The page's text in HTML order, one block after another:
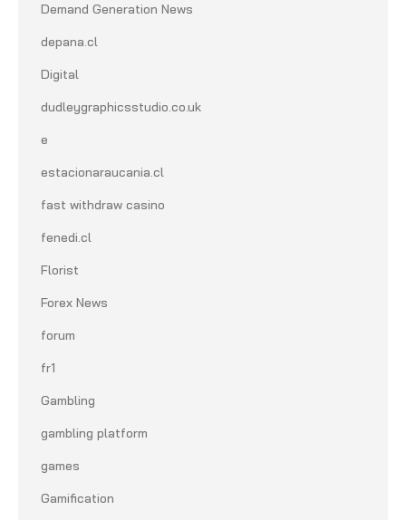
Demand Generation News
depana.cl
Digital
dudleygraphicsstudio.co.uk
e
estacionaraucania.cl
fast withdraw casino
fenedi.cl
Florist
Forex News
forum
fr1
Gambling
gambling platform
games
Gamification